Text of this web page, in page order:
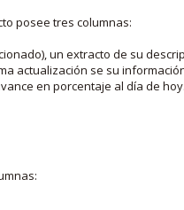
posee tres columnas:
un extracto de su
actualización se su
en porcentaje al día de hoy.